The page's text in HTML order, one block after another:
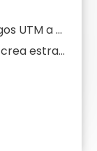
Cómo se aplican los códigos UTM a una URL
Mejora tus parámetros y crea estrategias útiles